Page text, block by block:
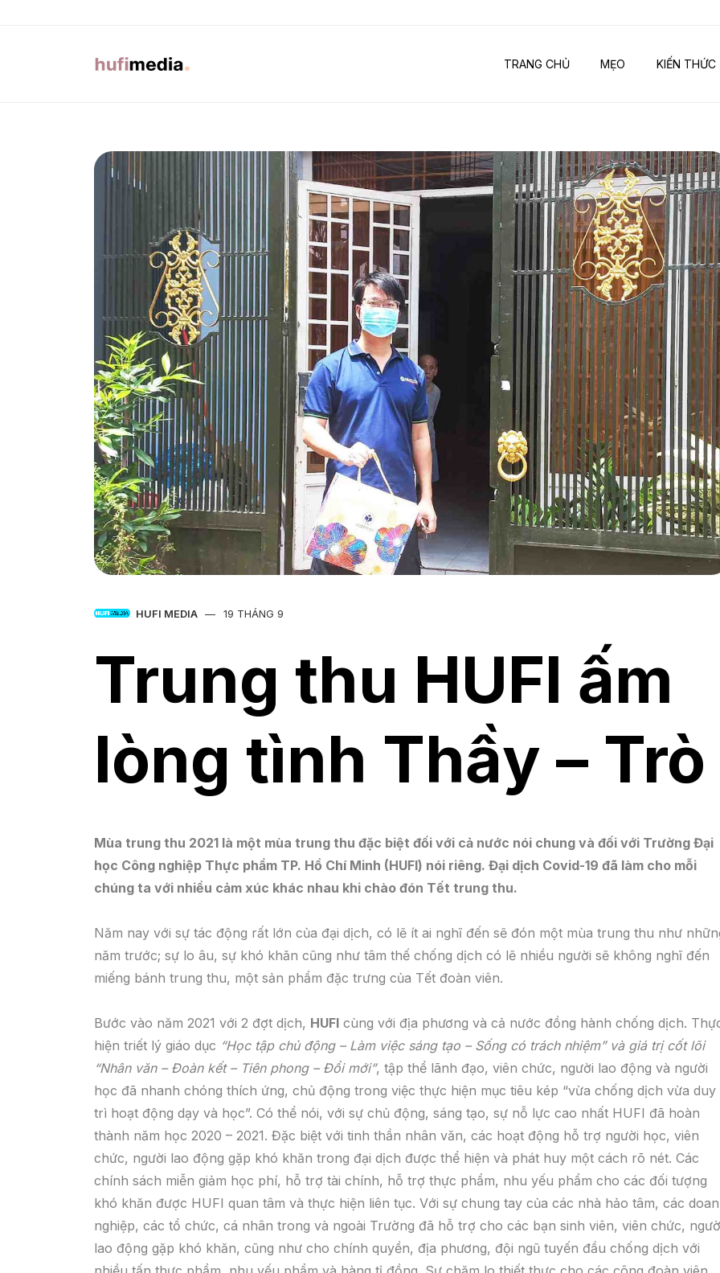
TRANG CHỦ MẸO KIẾN THỨC
HUFI MEDIA 19 THÁNG 9
Trung thu HUFI ấm
lòng tình Thầy – Trò
Mùa trung thu 2021 là một mùa trung thu đặc biệt đối với cả nước nói chung và đối với Trường Đại
học Công nghiệp Thực phẩm TP. Hồ Chí Minh (HUFI) nói riêng. Đại dịch Covid-19 đã làm cho mỗi
chúng ta với nhiều cảm xúc khác nhau khi chào đón Tết trung thu.
Năm nay với sự tác động rất lớn của đại dịch, có lẽ ít ai nghĩ đến sẽ đón một mùa trung thu như
năm trước; sự lo âu, sự khó khăn cũng như tâm thế chống dịch có lẽ nhiều người sẽ không nghĩ đến
miếng bánh trung thu, một sản phẩm đặc trưng của Tết đoàn viên.
Bước vào năm 2021 với 2 đợt dịch, HUFI cùng với địa phương và cả nước đồng hành chống dịch.
hiện triết lý giáo dục “Học tập chủ động – Làm việc sáng tạo – Sống có trách nhiệm” và giá trị cốt lõi
“Nhân văn – Đoàn kết – Tiên phong – Đổi mới”, tập thể lãnh đạo, viên chức, người lao động và người
học đã nhanh chóng thích ứng, chủ động trong việc thực hiện mục tiêu kép “vừa chống dịch vừa duy
trì hoạt động dạy và học”. Có thể nói, với sự chủ động, sáng tạo, sự nỗ lực cao nhất HUFI đã hoàn
thành năm học 2020 – 2021. Đặc biệt với tinh thần nhân văn, các hoạt động hỗ trợ người học, viên
chức, người lao động gặp khó khăn trong đại dịch được thể hiện và phát huy một cách rõ nét. Các
chính sách miễn giảm học phí, hỗ trợ tài chính, hỗ trợ thực phẩm, nhu yếu phẩm cho các đối tượng
khó khăn được HUFI quan tâm và thực hiện liên tục. Với sự chung tay của các nhà hảo tâm, các
nghiệp, các tổ chức, cá nhân trong và ngoài Trường đã hỗ trợ cho các bạn sinh viên, viên chức,
lao động gặp khó khăn, cũng như cho chính quyền, địa phương, đội ngũ tuyến đầu chống dịch với